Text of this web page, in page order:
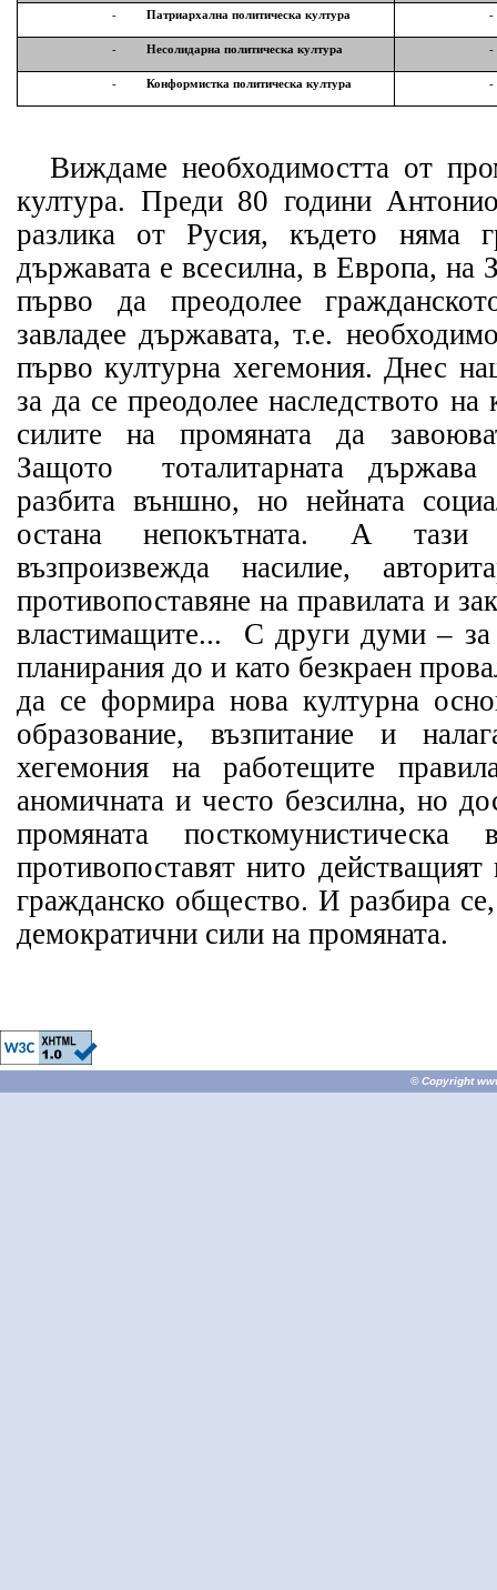
- Патриархална политическакултура -
- Несолидарна политическакултура -
- Конформистка политическакултура -
Виждаме необходимостта от
култура. Преди 80 години
разлика от Русия, където няма
държавата е всесилна, в Европа, на
първо да преодолее
завладее държавата, т.е.
първо културна хегемония. Днес
за да се преодолее наследството
силите на промяната да
Защото тоталитарната държава
разбита външно, но нейната
остана непокътната. А тази
възпроизвежда насилие,
противопоставяне на правилата и
властимащите... С други думи –
планирания до и като безкраен
да се формира нова културна
образование, възпитание и
хегемония на работещите
аномичната и често безсилна, но
промяната
противопоставят нито действащият
гражданско общество. И разбира
демократични сили на промяната.
© Copyright